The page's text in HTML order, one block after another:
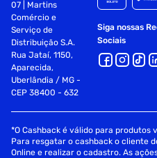
07 | Martins
Comércio e
Serviço de
Distribuição S.A.
Rua Jataí, 1150,
Aparecida,
Uberlândia / MG -
CEP 38400 - 632
Siga nossas
Sociais
*O Cashback é válido para produtos
Para resgatar o cashback o cliente
Online e realizar o cadastro. As